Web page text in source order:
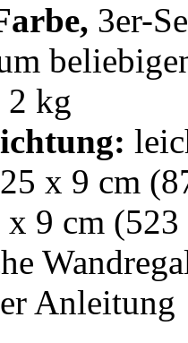
3er-
2 kg
x 9 cm
9 cm (523
Anleitung